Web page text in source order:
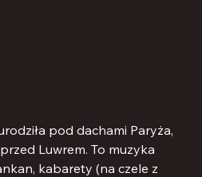
pod dachami Paryża,
Luwrem. To muzyka
kabarety (na czele z